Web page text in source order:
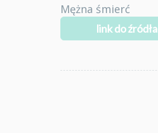
Mężna śmierć
link do źródła